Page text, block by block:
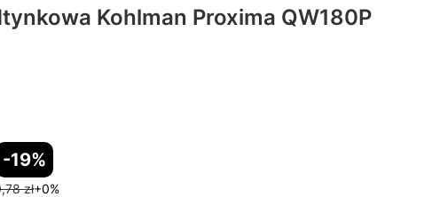
Kohlman Proxima QW180P
-19%
zł+0%